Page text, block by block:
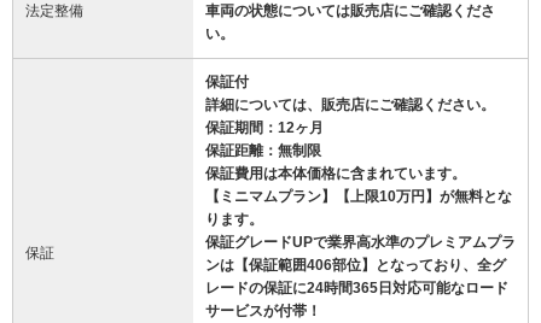
法定整備
車両の状態については販売店にご確認くださ
い。
保証
保証付
詳細については、販売店にご確認ください。
保証期間：12ヶ月
保証距離：無制限
保証費用は本体価格に含まれています。
【ミニマムプラン】【上限10万円】が無料とな
ります。
保証グレードUPで業界高水準のプレミアムプラ
ンは【保証範囲406部位】となっており、全グ
レードの保証に24時間365日対応可能なロード
サービスが付帯！